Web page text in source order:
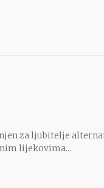
za ljubitelje
lijekovima...